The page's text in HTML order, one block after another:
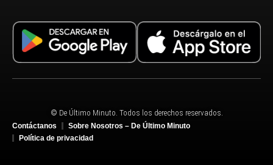
© De Último Minuto. Todos los derechos reservados.
Contáctanos
Sobre Nosotros – De Último Minuto
Política de privacidad